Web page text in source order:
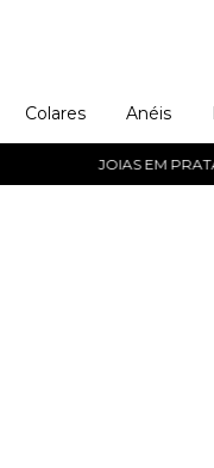
Colares Anéis
JOIAS EM PRATA